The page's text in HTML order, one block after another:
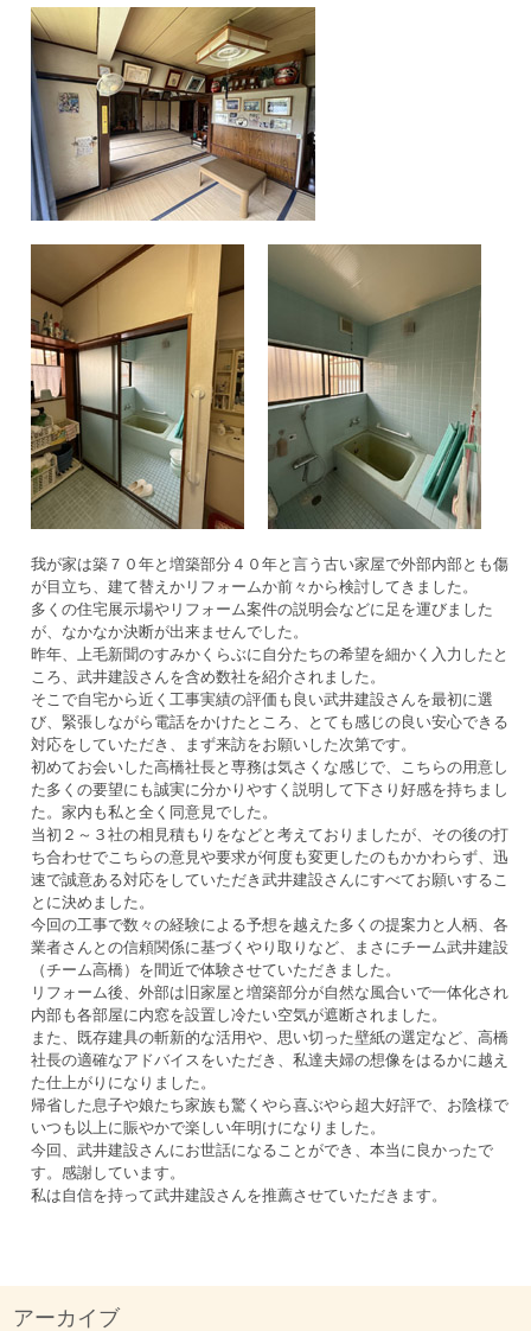
我が家は築７０年と増築部分４０年と言う古い家屋で外部内部とも傷
が目立ち、建て替えかリフォームか前々から検討してきました。
多くの住宅展示場やリフォーム案件の説明会などに足を運びました
が、なかなか決断が出来ませんでした。
昨年、上毛新聞のすみかくらぶに自分たちの希望を細かく入力したと
ころ、武井建設さんを含め数社を紹介されました。
そこで自宅から近く工事実績の評価も良い武井建設さんを最初に選
び、緊張しながら電話をかけたところ、とても感じの良い安心できる
対応をしていただき、まず来訪をお願いした次第です。
初めてお会いした高橋社長と専務は気さくな感じで、こちらの用意し
た多くの要望にも誠実に分かりやすく説明して下さり好感を持ちまし
た。家内も私と全く同意見でした。
当初２～３社の相見積もりをなどと考えておりましたが、その後の打
ち合わせでこちらの意見や要求が何度も変更したのもかかわらず、迅
速で誠意ある対応をしていただき武井建設さんにすべてお願いするこ
とに決めました。
今回の工事で数々の経験による予想を越えた多くの提案力と人柄、各
業者さんとの信頼関係に基づくやり取りなど、まさにチーム武井建設
（チーム高橋）を間近で体験させていただきました。
リフォーム後、外部は旧家屋と増築部分が自然な風合いで一体化され
内部も各部屋に内窓を設置し冷たい空気が遮断されました。
また、既存建具の斬新的な活用や、思い切った壁紙の選定など、高橋
社長の適確なアドバイスをいただき、私達夫婦の想像をはるかに越え
た仕上がりになりました。
帰省した息子や娘たち家族も驚くやら喜ぶやら超大好評で、お陰様で
いつも以上に賑やかで楽しい年明けになりました。
今回、武井建設さんにお世話になることができ、本当に良かったで
す。感謝しています。
私は自信を持って武井建設さんを推薦させていただきます。
アーカイブ